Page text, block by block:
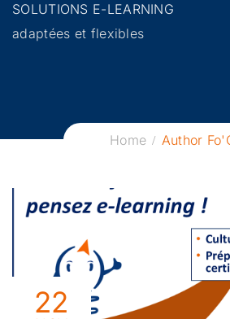
SOLUTIONS E-LEARNING
adaptées et flexibles
Home Author
22